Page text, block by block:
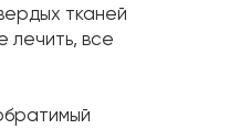
тканей
лечить, все